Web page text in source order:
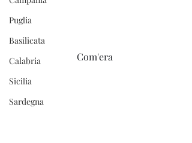
Puglia
Basilicata
Calabria
Sicilia
Sardegna
Com'era